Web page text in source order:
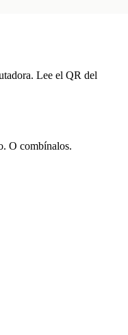
Lee el QR del
O combínalos.